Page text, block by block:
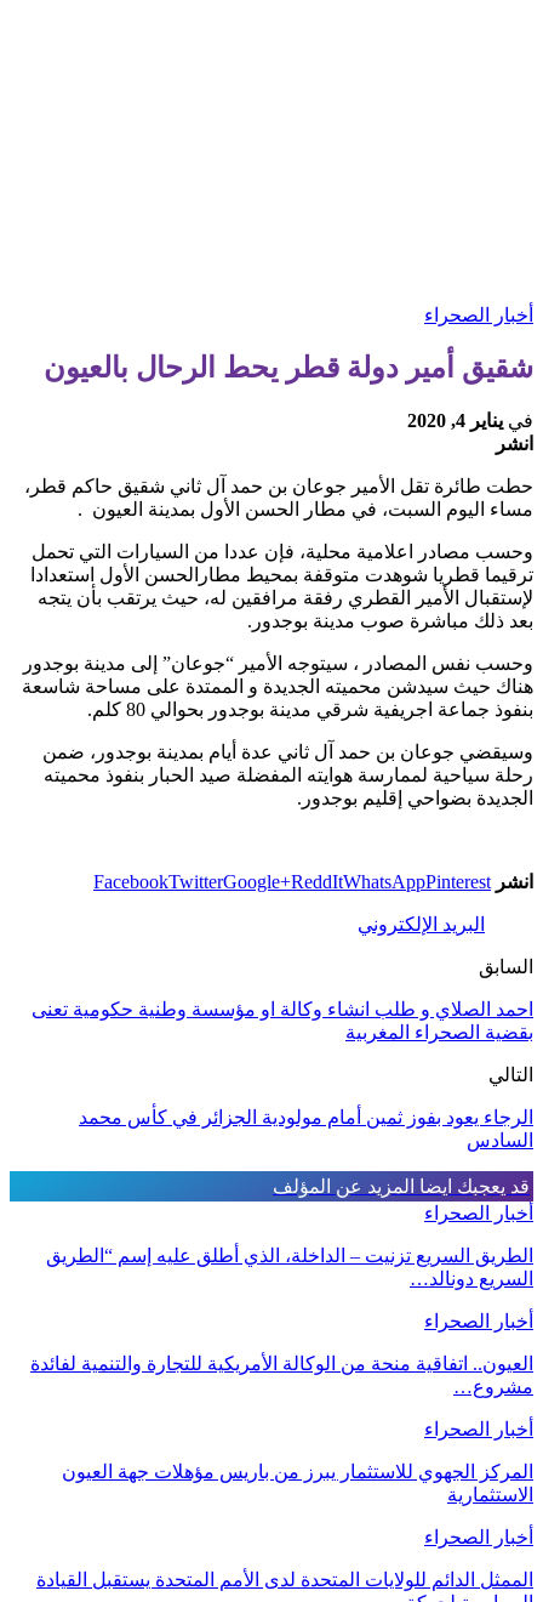
أخبار الصحراء
شقيق أمير دولة قطر يحط الرحال بالعيون
في يناير 4, 2020
انشر
حطت طائرة تقل الأمير جوعان بن حمد آل ثاني شقيق حاكم قطر،
مساء اليوم السبت، في مطار الحسن الأول بمدينة العيون .
وحسب مصادر اعلامية محلية، فإن عددا من السيارات التي تحمل
ترقيما قطريا شوهدت متوقفة بمحيط مطارالحسن الأول استعدادا
لإستقبال الأمير القطري رفقة مرافقين له، حيث يرتقب بأن يتجه
بعد ذلك مباشرة صوب مدينة بوجدور.
وحسب نفس المصادر ، سيتوجه الأمير “جوعان” إلى مدينة بوجدور
هناك حيث سيدشن محميته الجديدة و الممتدة على مساحة شاسعة
بنفوذ جماعة اجريفية شرقي مدينة بوجدور بحوالي 80 كلم.
وسيقضي جوعان بن حمد آل ثاني عدة أيام بمدينة بوجدور، ضمن
رحلة سياحية لممارسة هوايته المفضلة صيد الحبار بنفوذ محميته
الجديدة بضواحي إقليم بوجدور.
انشر FacebookTwitterGoogle+ReddItWhatsAppPinterest
البريد الإلكتروني
السابق
احمد الصلاي و طلب انشاء وكالة او مؤسسة وطنية حكومية تعنى
بقضية الصحراء المغربية
التالي
الرجاء يعود بفوز ثمين أمام مولودية الجزائر في كأس محمد
السادس
قد يعجبك ايضا المزيد عن المؤلف
أخبار الصحراء
الطريق السريع تزنيت – الداخلة، الذي أطلق عليه إسم “الطريق
السريع دونالد…
أخبار الصحراء
العيون.. اتفاقية منحة من الوكالة الأمريكية للتجارة والتنمية لفائدة
مشروع…
أخبار الصحراء
المركز الجهوي للاستثمار يبرز من باريس مؤهلات جهة العيون
الاستثمارية
أخبار الصحراء
الممثل الدائم للولايات المتحدة لدى الأمم المتحدة يستقبل القيادة